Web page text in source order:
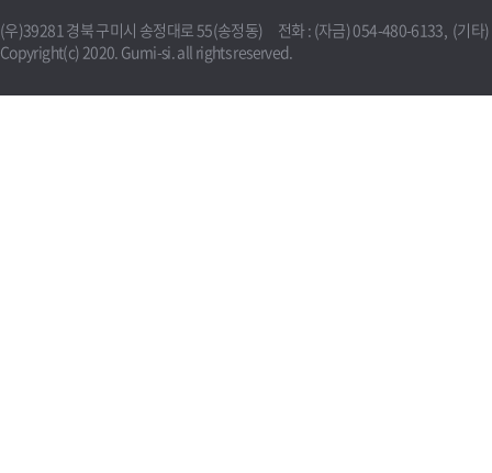
(우)39281 경북 구미시 송정대로 55(송정동) 전화 : (자금) 054-480-6133, (기타
Copyright(c) 2020. Gumi-si. all rights reserved.